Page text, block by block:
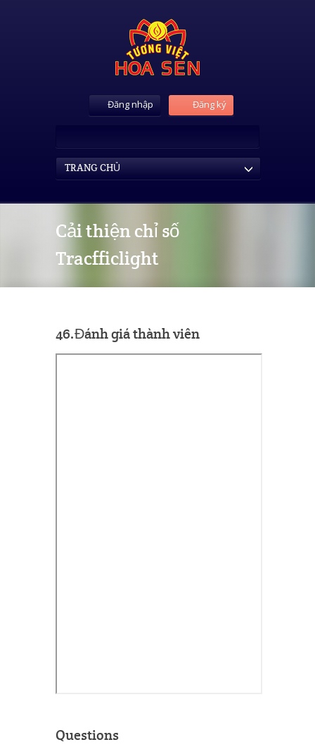
Đăng nhập Đăng ký
TRANG CHỦ
Cải thiện chỉ số
Tracfficlight
46.Đánh giá thành viên
Questions